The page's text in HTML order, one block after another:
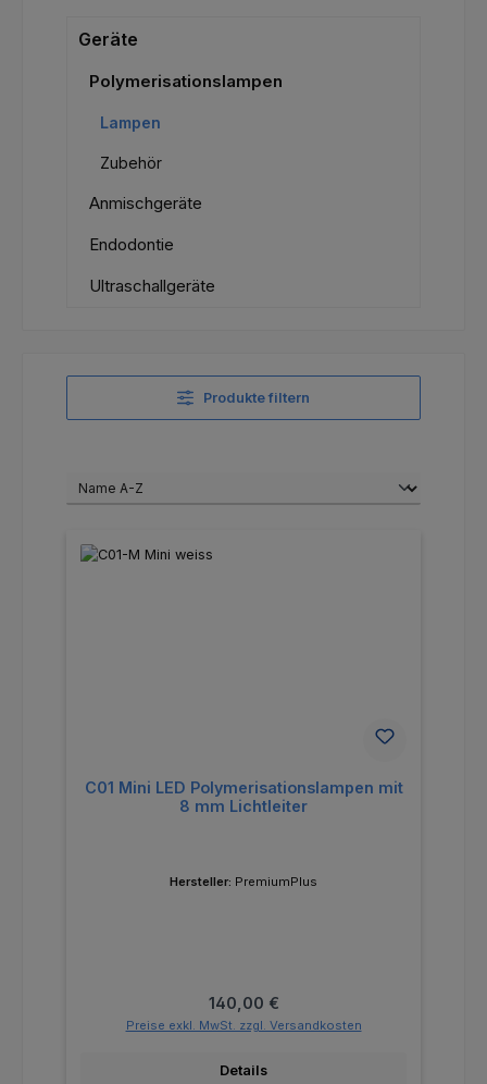
Geräte
Polymerisationslampen
Lampen
Zubehör
Anmischgeräte
Endodontie
Ultraschallgeräte
Produkte filtern
C01 Mini LED Polymerisationslampen mit
8 mm Lichtleiter
Hersteller: PremiumPlus
Regulärer Preis:
140,00 €
Preise exkl. MwSt. zzgl. Versandkosten
Details